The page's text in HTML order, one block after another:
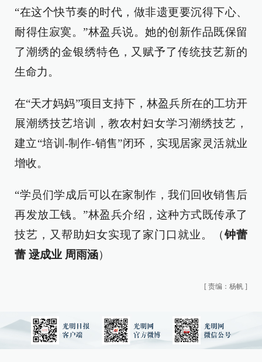
“在这个快节奏的时代，做非遗更要沉得下心、
耐得住寂寞。”林盈兵说。她的创新作品既保留
了潮绣的金银绣特色，又赋予了传统技艺新的
生命力。
在“天才妈妈”项目支持下，林盈兵所在的工坊开
展潮绣技艺培训，教农村妇女学习潮绣技艺，
建立“培训-制作-销售”闭环，实现居家灵活就业
增收。
“学员们学成后可以在家制作，我们回收销售后
再发放工钱。”林盈兵介绍，这种方式既传承了
技艺，又帮助妇女实现了家门口就业。（钟蕾
蕾 逯成业 周雨涵）
[ 责编：杨帆 ]